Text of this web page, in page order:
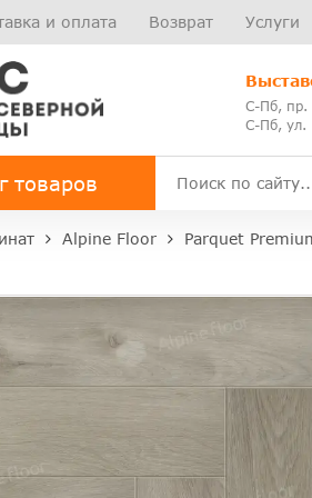
и оплата Возврат Услуги
С-Пб, пр.
С-Пб, ул.
товаров
Alpine Floor Parquet